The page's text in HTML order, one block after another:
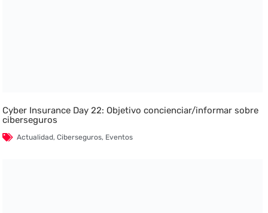
Cyber Insurance Day 22: Objetivo concienciar/informar sobre
ciberseguros
Actualidad,Ciberseguros, Eventos